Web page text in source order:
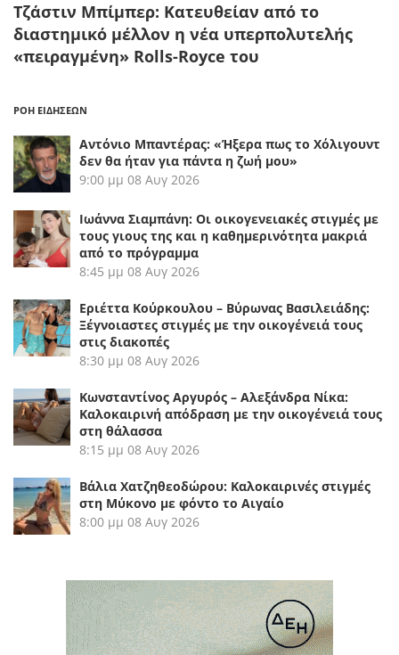
Τζάστιν Μπίμπερ: Κατευθείαν από το
διαστημικό μέλλον η νέα υπερπολυτελής
«πειραγμένη» Rolls-Royce του
ΡΟΗ ΕΙΔΗΣΕΩΝ
Αντόνιο Μπαντέρας: «Ήξερα πως το Χόλιγουντ
δεν θα ήταν για πάντα η ζωή μου»
9:00 μμ 08 Αυγ 2026
Ιωάννα Σιαμπάνη: Οι οικογενειακές στιγμές με
τους γιους της και η καθημερινότητα μακριά
από το πρόγραμμα
8:45 μμ 08 Αυγ 2026
Εριέττα Κούρκουλου – Βύρωνας Βασιλειάδης:
Ξέγνοιαστες στιγμές με την οικογένειά τους
στις διακοπές
8:30 μμ 08 Αυγ 2026
Κωνσταντίνος Αργυρός – Αλεξάνδρα Νίκα:
Καλοκαιρινή απόδραση με την οικογένειά τους
στη θάλασσα
8:15 μμ 08 Αυγ 2026
Βάλια Χατζηθεοδώρου: Καλοκαιρινές στιγμές
στη Μύκονο με φόντο το Αιγαίο
8:00 μμ 08 Αυγ 2026